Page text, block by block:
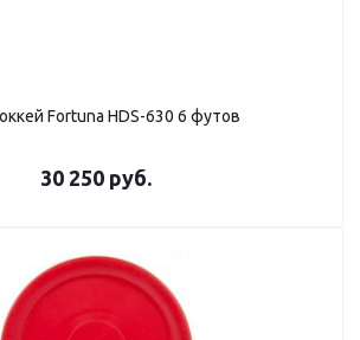
Fortuna HDS-630 6 футов
30 250 руб.